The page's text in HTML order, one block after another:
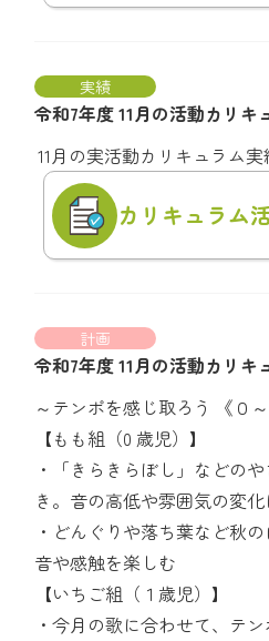
実績
令和7年度 11月の活動カリキ
11月の実活動カリキュラム
カリキュラム
計画
令和7年度 11月の活動カリキ
～テンポを感じ取ろう 《０～
【もも組（0 歳児）】
・「きらきらぼし」などの
き。音の高低や雰囲気の変化
・どんぐりや落ち葉など秋
音や感触を楽しむ
【いちご組（１歳児）】
・今月の歌に合わせて、テ